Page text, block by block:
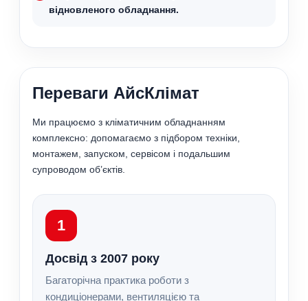
відновленого обладнання.
Переваги АйсКлімат
Ми працюємо з кліматичним обладнанням
комплексно: допомагаємо з підбором техніки,
монтажем, запуском, сервісом і подальшим
супроводом об’єктів.
1
Досвід з 2007 року
Багаторічна практика роботи з
кондиціонерами, вентиляцією та